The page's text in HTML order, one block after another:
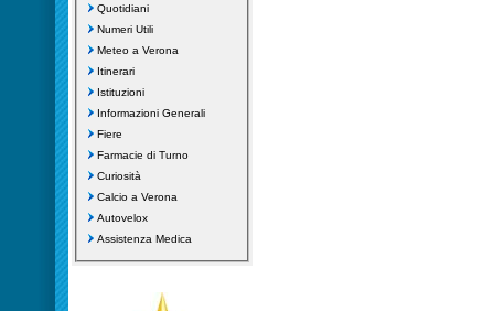
Quotidiani
Numeri Utili
Meteo a Verona
Itinerari
Istituzioni
Informazioni Generali
Fiere
Farmacie di Turno
Curiosità
Calcio a Verona
Autovelox
Assistenza Medica